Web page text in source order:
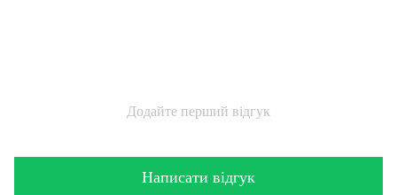
Додайте перший відгук
Написати відгук